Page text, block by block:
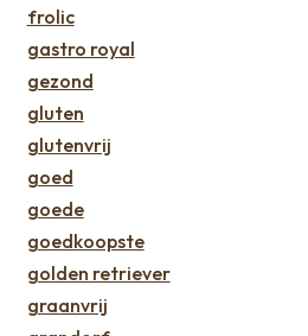
frolic
gastro royal
gezond
gluten
glutenvrij
goed
goede
goedkoopste
golden retriever
graanvrij